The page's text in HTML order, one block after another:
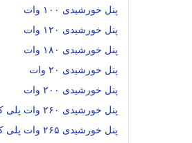
پنل خورشیدی ۱۰۰ وات
پنل خورشیدی ۱۲۰ وات
پنل خورشیدی ۱۸۰ وات
پنل خورشیدی ۲۰ وات
پنل خورشیدی ۲۰۰ وات
پنل خورشیدی ۲۶۰ وات پلی کریستال
پنل خورشیدی ۲۶۵ وات پلی کریستال